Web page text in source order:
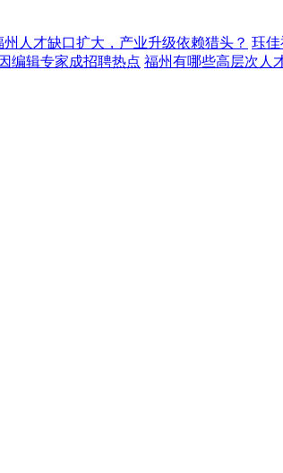
人才缺口扩大，产业升级依赖猎头？ 珏佳
编辑专家成招聘热点 福州有哪些高层次人